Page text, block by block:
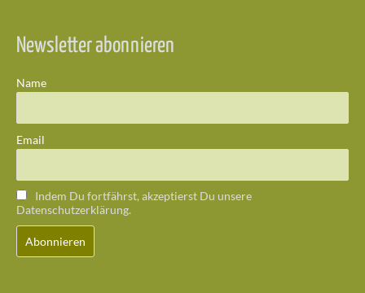
Newsletter abonnieren
Name
Email
Indem Du fortfährst, akzeptierst Du unsere
Datenschutzerklärung.